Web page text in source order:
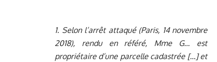
1. Selon l’arrêt attaqué (Paris, 14 novembre
2018), rendu en référé, Mme G… est
propriétaire d’une parcelle cadastrée […] et